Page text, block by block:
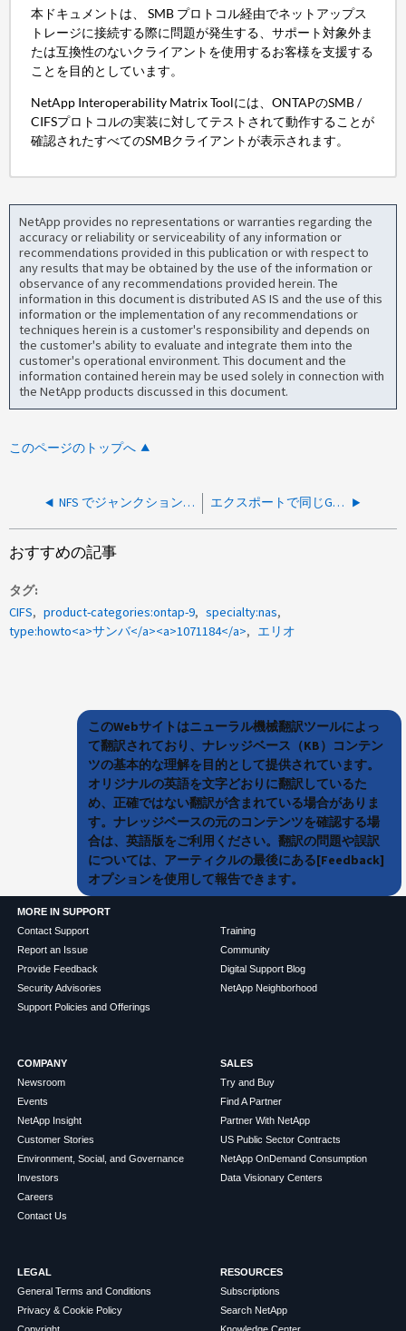
本ドキュメントは、 SMB プロトコル経由でネットアップス
トレージに接続する際に問題が発生する、サポート対象外ま
たは互換性のないクライアントを使用するお客様を支援する
ことを目的としています。
NetApp Interoperability Matrix Toolには、ONTAPのSMB /
CIFSプロトコルの実装に対してテストされて動作することが
確認されたすべてのSMBクライアントが表示されます。
NetApp provides no representations or warranties regarding the
accuracy or reliability or serviceability of any information or
recommendations provided in this publication or with respect to
any results that may be obtained by the use of the information or
observance of any recommendations provided herein. The
information in this document is distributed AS IS and the use of this
information or the implementation of any recommendations or
techniques herein is a customer's responsibility and depends on
the customer's ability to evaluate and integrate them into the
customer's operational environment. This document and the
information contained herein may be used solely in connection with
the NetApp products discussed in this document.
このページのトップへ
NFS でジャンクションされたボリュームにクライアントからフルコントロールを付与し、 SVM のルートボリュームへのアクセス（読み取りアクセスも含まない）を禁止する方法 エクスポートで同じGIDとUIDを持つにはどうすればよいですか?
おすすめの記事
タグ
CIFS
product-categories:ontap-9
specialty:nas
type:howto<a>サンバ</a><a>1071184</a>
エリオ
このWebサイトはニューラル機械翻訳ツールによっ
て翻訳されており、ナレッジベース（KB）コンテン
ツの基本的な理解を目的として提供されています。
オリジナルの英語を文字どおりに翻訳しているた
め、正確ではない翻訳が含まれている場合がありま
す。ナレッジベースの元のコンテンツを確認する場
合は、英語版をご利用ください。翻訳の問題や誤訳
については、アーティクルの最後にある[Feedback]
オプションを使用して報告できます。
MORE IN SUPPORT
Contact Support
Report an Issue
Provide Feedback
Security Advisories
Support Policies and Offerings
Training
Community
Digital Support Blog
NetApp Neighborhood
COMPANY
Newsroom
Events
NetApp Insight
Customer Stories
Environment, Social, and Governance
Investors
Careers
Contact Us
SALES
Try and Buy
Find A Partner
Partner With NetApp
US Public Sector Contracts
NetApp OnDemand Consumption
Data Visionary Centers
LEGAL
General Terms and Conditions
Privacy & Cookie Policy
RESOURCES
Subscriptions
Search NetApp